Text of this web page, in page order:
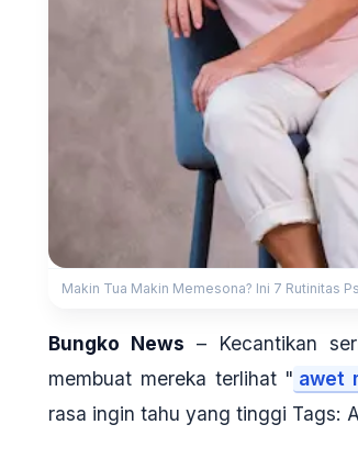
Makin Tua Makin Memesona? Ini 7 Rutinitas
Bungko News – Kecantikan
membuat mereka terlihat " awet
rasa ingin tahu yang tinggi Tags: